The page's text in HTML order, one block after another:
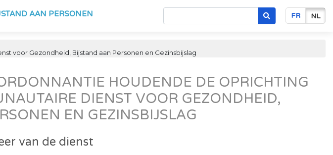
AAN PERSONEN FR NL
voor Gezondheid, Bijstand aan Personen en Gezinsbijslag
HOUDENDE DE OPRICHTING
DIENST VOOR GEZONDHEID,
EN GEZINSBIJSLAG
van de dienst